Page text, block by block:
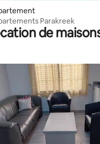
Parakreek
de